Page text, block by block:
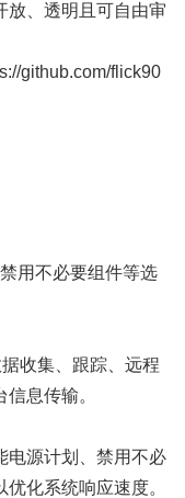
放、透明且可自由审
github.com/flick90
用不必要组件等选
收集、跟踪、远程
息传输。
电源计划、禁用不必
化系统响应速度。